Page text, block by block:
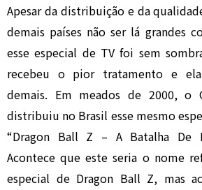
Apesar da distribuição e da
demais países não ser lá grandes
esse especial de TV foi sem
recebeu o pior tratamento e
demais. Em meados de 2000, o
distribuiu no Brasil esse mesmo
“Dragon Ball Z – A Batalha De
Acontece que este seria o nome
especial de Dragon Ball Z, mas